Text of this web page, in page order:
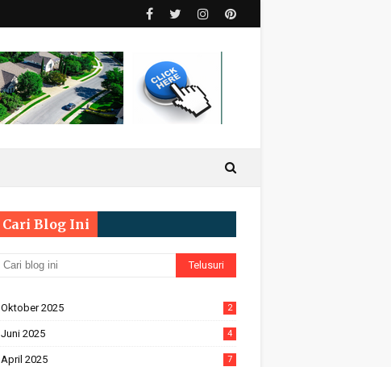
Cari Blog Ini
Oktober 2025 2
Juni 2025 4
April 2025 7